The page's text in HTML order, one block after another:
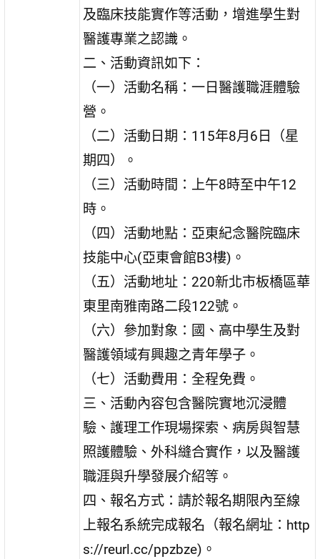
及臨床技能實作等活動，增進學生對
醫護專業之認識。
二、活動資訊如下：
（一）活動名稱：一日醫護職涯體驗
營。
（二）活動日期：115年8月6日（星
期四）。
（三）活動時間：上午8時至中午12
時。
（四）活動地點：亞東紀念醫院臨床
技能中心(亞東會館B3樓)。
（五）活動地址：220新北市板橋區華
東里南雅南路二段122號。
（六）參加對象：國、高中學生及對
醫護領域有興趣之青年學子。
（七）活動費用：全程免費。
三、活動內容包含醫院實地沉浸體
驗、護理工作現場探索、病房與智慧
照護體驗、外科縫合實作，以及醫護
職涯與升學發展介紹等。
四、報名方式：請於報名期限內至線
上報名系統完成報名（報名網址：http
s://reurl.cc/ppzbze)。